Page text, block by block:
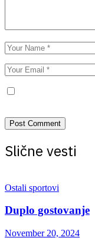
Slične vesti
Ostali sportovi
Duplo gostovanje
November 20, 2024